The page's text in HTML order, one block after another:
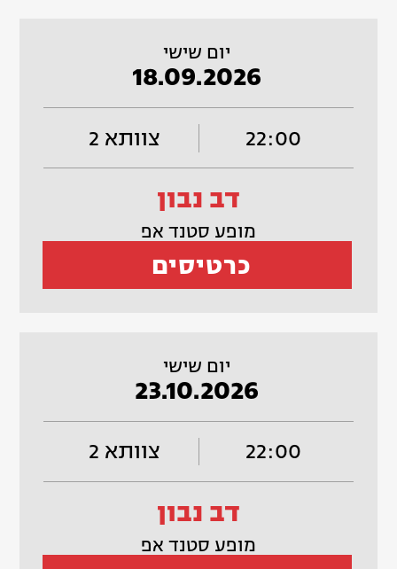
יום שישי
18.09.2026
22:00 צוותא 2
דב נבון
מופע סטנד אפ
כרטיסים
יום שישי
23.10.2026
22:00 צוותא 2
דב נבון
מופע סטנד אפ